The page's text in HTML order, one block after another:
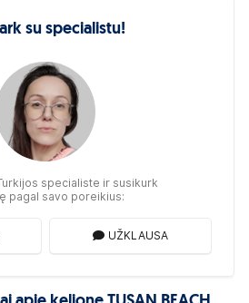
su specialistu!
specialiste ir susikurk
pagal savo poreikius:
UŽKLAUSA